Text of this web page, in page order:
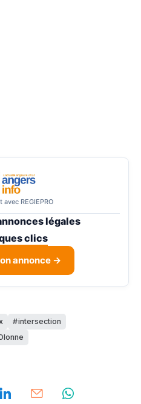
REGIEPRO
légales
clics
annonce →
intersection